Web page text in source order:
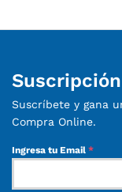
Suscripción
Suscríbete y gana
Compra Online.
Ingresa tu Email *